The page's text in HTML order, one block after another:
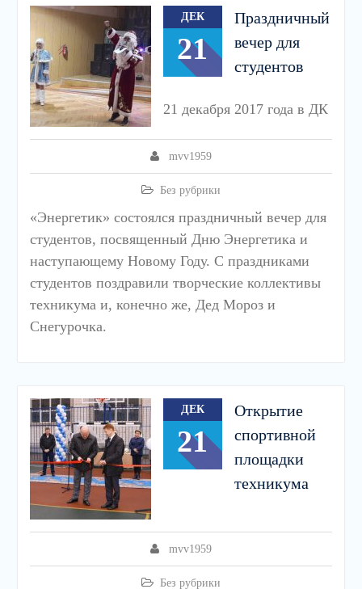
ДЕК
21
Праздничный
вечер для
студентов
mvv1959
Без рубрики
21 декабря 2017 года в ДК
«Энергетик» состоялся праздничный вечер для
студентов, посвященный Дню Энергетика и
наступающему Новому Году. С праздниками
студентов поздравили творческие коллективы
техникума и, конечно же, Дед Мороз и
Снегурочка.
ДЕК
21
Открытие
спортивной
площадки
техникума
mvv1959
Без рубрики